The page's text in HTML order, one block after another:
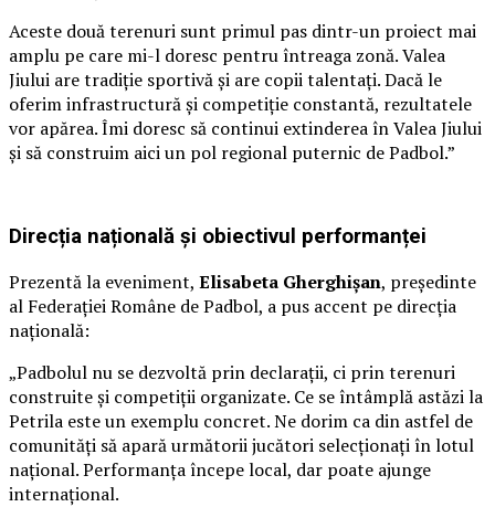
Aceste două terenuri sunt primul pas dintr-un proiect mai
amplu pe care mi-l doresc pentru întreaga zonă. Valea
Jiului are tradiție sportivă și are copii talentați. Dacă le
oferim infrastructură și competiție constantă, rezultatele
vor apărea. Îmi doresc să continui extinderea în Valea Jiului
și să construim aici un pol regional puternic de Padbol.”
Direcția națională și obiectivul performanței
Prezentă la eveniment, Elisabeta Gherghișan, președinte
al Federației Române de Padbol, a pus accent pe direcția
națională:
„Padbolul nu se dezvoltă prin declarații, ci prin terenuri
construite și competiții organizate. Ce se întâmplă astăzi la
Petrila este un exemplu concret. Ne dorim ca din astfel de
comunități să apară următorii jucători selecționați în lotul
național. Performanța începe local, dar poate ajunge
internațional.